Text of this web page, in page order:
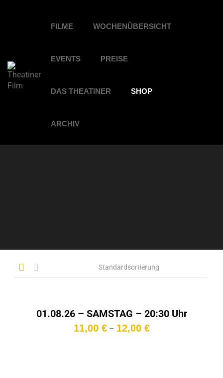
FILME WOCHENÜBERSICHT
EVENTS PREISE
DAS THEATINER SHOP
ARCHIV
01.08.26 – SAMSTAG – 20:30 Uhr
11,00 € – 12,00 €Preisspanne: